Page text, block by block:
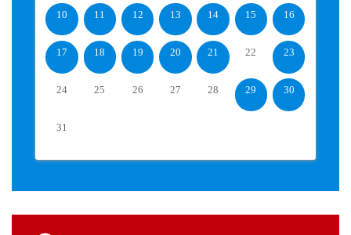
10 11 12 13 14 15 16
17 18 19 20 21 22 23
24 25 26 27 28 29 30
31